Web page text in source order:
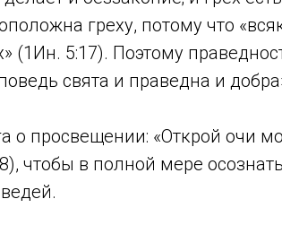
греху, потому что
(1Ин. 5:17). Поэтому
свята и праведна и
о просвещении: «Открой очи
чтобы в полной мере